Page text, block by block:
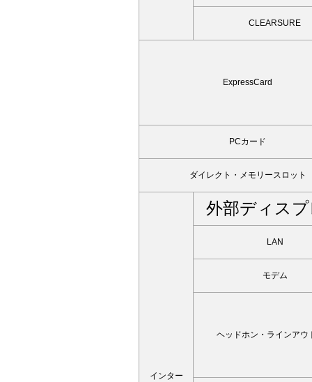
CLEARSURE
ExpressCard
PCカード
ダイレクト・メモリースロット
インター
外部ディス
LAN
モデム
ヘッドホン・ラインアウ